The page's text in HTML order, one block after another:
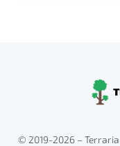
© 2019-2026 –